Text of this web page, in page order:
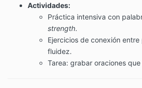
Actividades:
Práctica intensiva con
strength.
Ejercicios de conexión
fluidez.
Tarea: grabar oraciones